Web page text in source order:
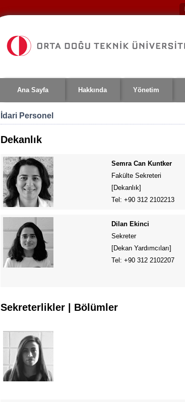
Ana Sayfa Hakkında Yönetim
İdari Personel
Dekanlık
Semra Can Kuntker
Fakülte Sekreteri
[Dekanlık]
Tel: +90 312 2102213
Dilan Ekinci
Sekreter
[Dekan Yardımcıları]
Tel: +90 312 2102207
Sekreterlikler | Bölümler